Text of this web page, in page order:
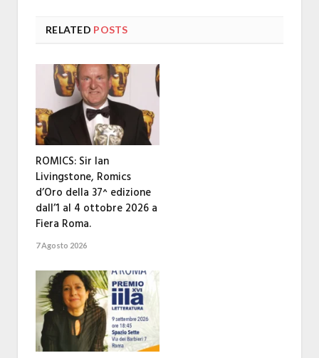
RELATED POSTS
ROMICS: Sir Ian
Livingstone, Romics
d’Oro della 37^ edizione
dall’1 al 4 ottobre 2026 a
Fiera Roma.
7 Agosto 2026